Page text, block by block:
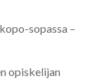
sopassa –
opiskelijan